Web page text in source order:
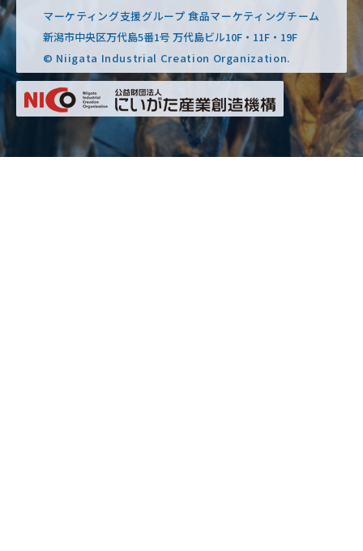
マーケティング支援グループ 食品マーケティングチーム
新潟市中央区万代島5番1号 万代島ビル10F・11F・19F
© Niigata Industrial Creation Organization.